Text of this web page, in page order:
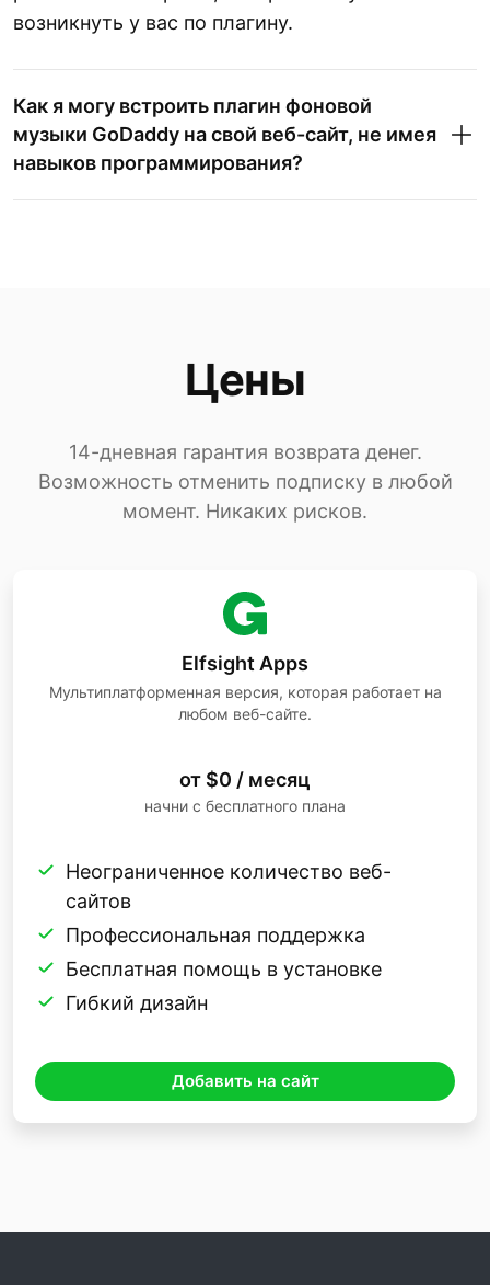
возникнуть у вас по плагину.
Как я могу встроить плагин фоновой
музыки GoDaddy на свой веб-сайт, не имея
навыков программирования?
Цены
14-дневная гарантия возврата денег.
Возможность отменить подписку в любой
момент. Никаких рисков.
Elfsight Apps
Мультиплатформенная версия, которая работает на
любом веб-сайте.
от $0 / месяц
начни с бесплатного плана
Неограниченное количество веб-
сайтов
Профессиональная поддержка
Бесплатная помощь в установке
Гибкий дизайн
Добавить на сайт